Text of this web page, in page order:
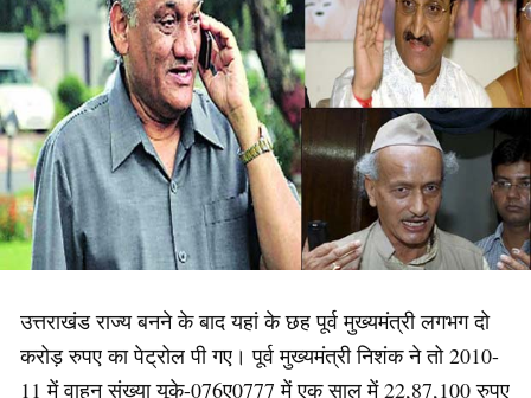
उत्तराखंड राज्य बनने के बाद यहां के छह पूर्व मुख्यमंत्री लगभग दो
करोड़ रुपए का पेट्रोल पी गए। पूर्व मुख्यमंत्री निशंक ने तो 2010-
11 में वाहन संख्या यूके-076ए0777 में एक साल में 22,87,100 रुपए